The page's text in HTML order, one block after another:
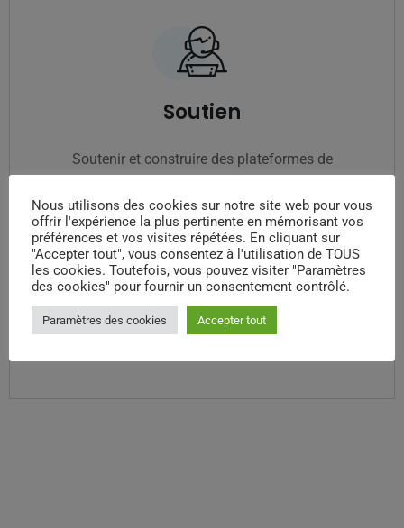
Soutien
Soutenir et construire des plateformes de
Les forfaits varient en fonction des exigences,
comme la fourniture d'un soutien continu sur une
base quotidienne, hebdomadaire, mensuelle et
annuelle.
Découvrir maintenant
Nous utilisons des cookies sur notre site web pour vous
offrir l'expérience la plus pertinente en mémorisant vos
préférences et vos visites répétées. En cliquant sur
"Accepter tout", vous consentez à l'utilisation de TOUS
les cookies. Toutefois, vous pouvez visiter "Paramètres
des cookies" pour fournir un consentement contrôlé.
Paramètres des cookies Accepter tout